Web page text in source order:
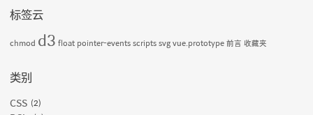
标签云
chmod d3 float pointer-eventsscriptssvgvue.prototype前言 收藏夹
类别
CSS 2